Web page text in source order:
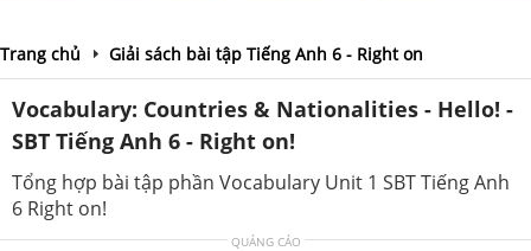
Trang chủ Giải sách bài tập Tiếng Anh 6 - Right on
Vocabulary: Countries & Nationalities - Hello! -
SBT Tiếng Anh 6 - Right on!
Tổng hợp bài tập phần Vocabulary Unit 1 SBT Tiếng Anh
6 Right on!
QUẢNG CÁO